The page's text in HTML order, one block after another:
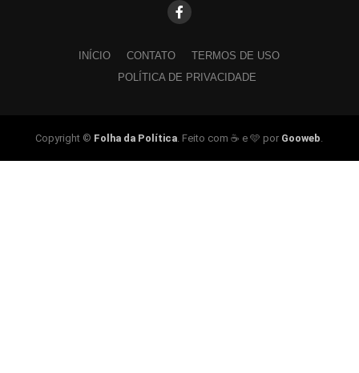
INÍCIO CONTATO
TERMOS DE USO
POLÍTICA DE PRIVACIDADE
Copyright © Folha da Política. Feito com ☕ e 🩵 por Gooweb.